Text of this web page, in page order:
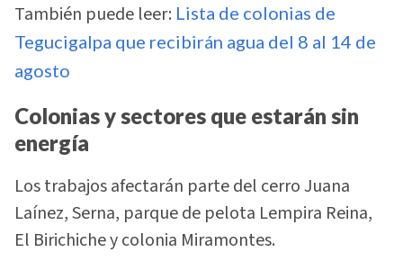
También puede leer: Lista de colonias de
Tegucigalpa que recibirán agua del 8 al 14 de
agosto
Colonias y sectores que estarán sin
energía
Los trabajos afectarán parte del cerro Juana
Laínez, Serna, parque de pelota Lempira Reina,
El Birichiche y colonia Miramontes.